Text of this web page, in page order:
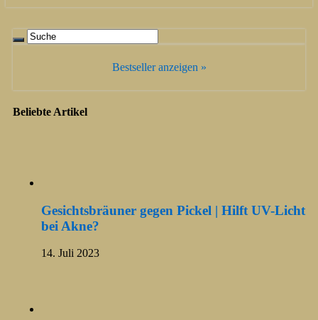
Bestseller anzeigen »
Beliebte Artikel
Gesichtsbräuner gegen Pickel | Hilft UV-Licht
bei Akne?
14. Juli 2023